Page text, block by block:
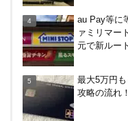
で20％還元
円分がもら
介コード
au Pay等に
ァミリマー
元で新ルー
最大5万円
攻略の流れ